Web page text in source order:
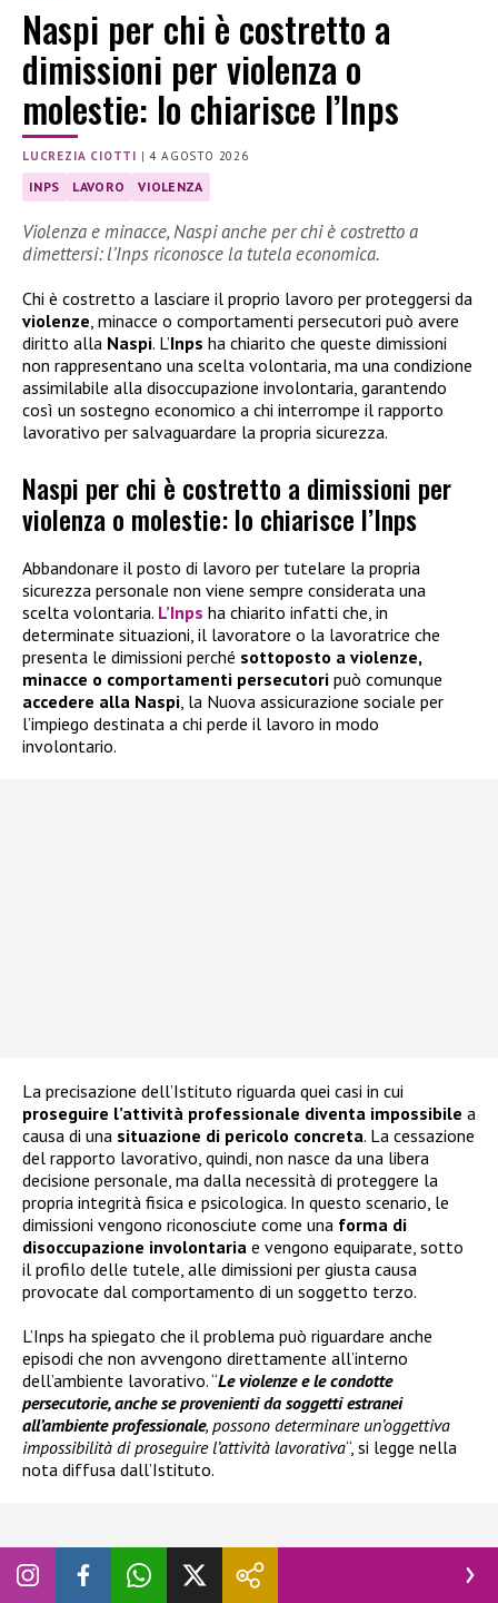
Naspi per chi è costretto a
dimissioni per violenza o
molestie: lo chiarisce l’Inps
LUCREZIA CIOTTI |4 AGOSTO 2026
INPS LAVORO VIOLENZA
Violenza e minacce, Naspi anche per chi è costretto a
dimettersi: l’Inps riconosce la tutela economica.
Chi è costretto a lasciare il proprio lavoro per proteggersi da
violenze , minacce o comportamenti persecutori può avere
diritto alla Naspi. L’Inps ha chiarito che queste dimissioni
non rappresentano una scelta volontaria, ma una condizione
assimilabile alla disoccupazione involontaria, garantendo
così un sostegno economico a chi interrompe il rapporto
lavorativo per salvaguardare la propria sicurezza.
Naspi per chi è costretto a dimissioni per
violenza o molestie: lo chiarisce l’Inps
Abbandonare il posto di lavoro per tutelare la propria
sicurezza personale non viene sempre considerata una
scelta volontaria. L’Inps ha chiarito infatti che, in
determinate situazioni, il lavoratore o la lavoratrice che
presenta le dimissioni perché sottoposto a violenze,
minacce o comportamenti persecutori può comunque
accedere alla Naspi , la Nuova assicurazione sociale per
l’impiego destinata a chi perde il lavoro in modo
involontario.
La precisazione dell’Istituto riguarda quei casi in cui
proseguire l’attività professionale diventa impossibile a
causa di una situazione di pericolo concreta. La cessazione
del rapporto lavorativo, quindi, non nasce da una libera
decisione personale, ma dalla necessità di proteggere la
propria integrità fisica e psicologica. In questo scenario, le
dimissioni vengono riconosciute come una forma di
disoccupazione involontaria e vengono equiparate, sotto
il profilo delle tutele, alle dimissioni per giusta causa
provocate dal comportamento di un soggetto terzo.
L’Inps ha spiegato che il problema può riguardare anche
episodi che non avvengono direttamente all’interno
dell’ambiente lavorativo. “Le violenze e le condotte
persecutorie, anche se provenienti da soggetti estranei
all’ambiente professionale, possono determinare un’oggettiva
impossibilità di proseguire l’attività lavorativa“, si legge nella
nota diffusa dall’Istituto.